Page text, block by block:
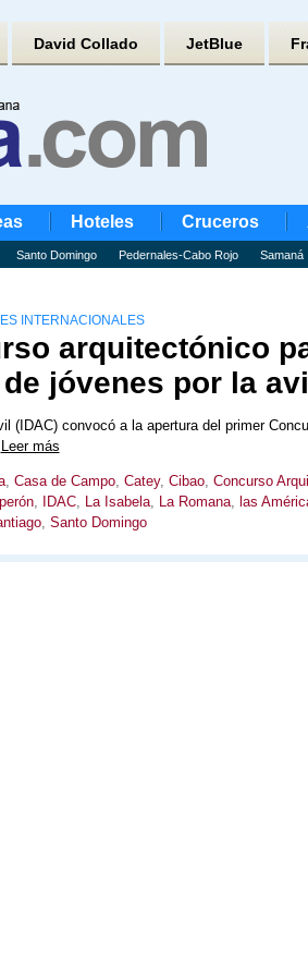
David Collado JetBlue
Hoteles Cruceros
Santo Domingo Pedernales-Cabo Rojo Samaná
INTERNACIONALES
arquitectónico
jóvenes por la
(IDAC) convocó a la apertura del primer
Leer más
, Casa de Campo, Catey, Cibao, Concurso
, IDAC, La Isabela, La Romana, las
, Santo Domingo